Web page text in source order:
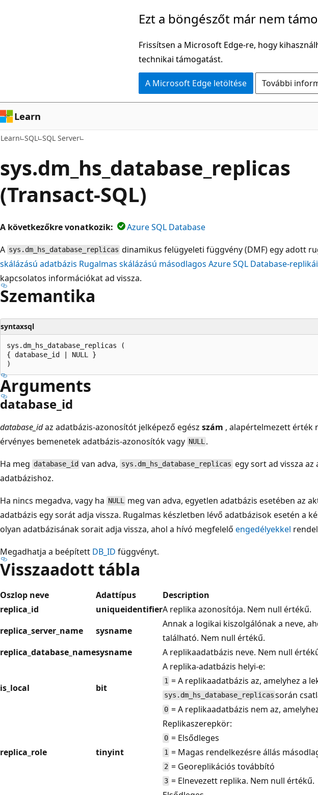
Ezt a böngészőt már nem
Frissítsen a Microsoft Edge-re, hogy
technikai támogatást.
A Microsoft Edge letöltése További
Learn
Learn SQL SQL Server
sys.dm_hs_database_replicas
(Transact-SQL)
A következőkre vonatkozik:
Azure SQL Database
A sys.dm_hs_database_replicas dinamikus felügyeleti függvény (DMF) egy adott
skálázású adatbázis Rugalmas skálázású másodlagos Azure SQL Database-
kapcsolatos információkat ad vissza.
Szemantika
syntaxsql
sys.dm_hs_database_replicas (
{ database_id | NULL }
Arguments
database_id
database_idaz adatbázis-azonosítót jelképező egész szám , alapértelmezett érték
érvényes bemenetek adatbázis-azonosítók vagy NULL .
Ha meg database_id van adva, sys.dm_hs_database_replicas egy sort ad vissza az
adatbázishoz.
Ha nincs megadva, vagy ha NULL meg van adva, egyetlen adatbázis esetében az
adatbázis egy sorát adja vissza. Rugalmas készletben lévő adatbázisok esetén a
olyan adatbázisának sorait adja vissza, ahol a hívó megfelelő engedélyekkel
Megadhatja a beépített DB_ID függvényt.
Visszaadott tábla
Oszlop neve Adattípus
Description
replica_id
uniqueidentifierA replika azonosítója. Nem null értékű.
replica_server_name
sysname
Annak a logikai kiszolgálónak a neve,
található. Nem null értékű.
replica_database_namesysname A replikaadatbázis neve. Nem null
is_local bit
A replika-adatbázis helyi-e:
1 = A replikaadatbázis az, amelyhez a
sys.dm_hs_database_replicas során
0 = A replikaadatbázis nem az,
replica_role tinyint
Replikaszerepkör:
0 = Elsődleges
1 = Magas rendelkezésre állás
2 = Georeplikációs továbbító
3 = Elnevezett replika. Nem null értékű.